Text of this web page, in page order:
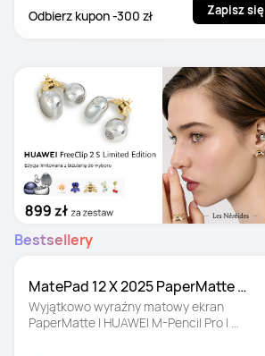
Odbierz kupon -300 zł Zapisz się
Bestsellery
MatePad 12 X 2025 PaperMatte
12/256GB
Wyjątkowo wyraźny matowy ekran
PaperMatte | HUAWEI M-Pencil Pro |